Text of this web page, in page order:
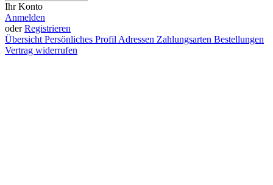
Ihr Konto
Anmelden
oderRegistrieren
Übersicht Persönliches Profil Adressen Zahlungsarten Bestellungen
Vertrag widerrufen